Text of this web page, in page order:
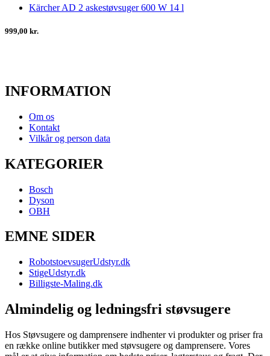
Kärcher AD 2 askestøvsuger 600 W 14 l
999,00 kr.
INFORMATION
Om os
Kontakt
Vilkår og person data
KATEGORIER
Bosch
Dyson
OBH
EMNE SIDER
RobotstoevsugerUdstyr.dk
StigeUdstyr.dk
Billigste-Maling.dk
Almindelig og ledningsfri støvsugere
Hos Støvsugere og damprensere indhenter vi produkter og priser fra
en række online butikker med støvsugere og damprensere. Vores